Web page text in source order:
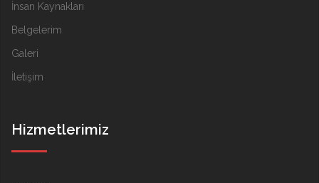
İnsan Kaynakları
Belgelerim
Galeri
İletişim
Hizmetlerimiz